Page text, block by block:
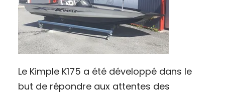
Le Kimple K175 a été développé dans le
but de répondre aux attentes des